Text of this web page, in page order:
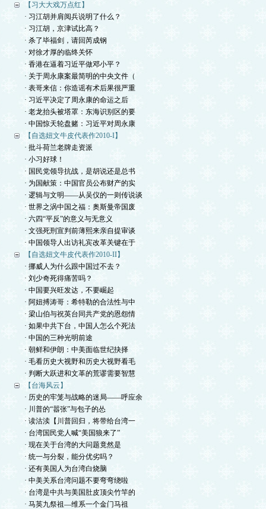
【习大大戏万点红】
· 习江胡并肩阅兵说明了什么？
· 习江胡，京津试比高？
· 杀了毕福剑，请回芮成钢
· 对徐才厚的临终关怀
· 香港在逼着习近平做邓小平？
· 关于周永康案最简明的中央文件（
· 表哥来信：你造谣有术后果很严重
· 习近平决定了周永康的命运之后
· 老龙抬头被塔罩：东海识别区的要
· 中国惊天轮盘赌：习近平对周永康
【自选妞文牛皮代表作2010-I】
· 批斗荷兰老牌走资派
· 小习好球！
· 国民党领导抗战，是胡说还是总书
· 为国献策：中国官员公布财产的实
· 逻辑与文明——从吴仪的一则传说谈
· 世界之涡中国之福：奥斯曼帝国废
· 六四“平反”的意义与无意义
· 文强死刑宣判前薄熙来亲自提审谈
· 中国领导人出访礼宾改革关键在于
【自选妞文牛皮代表作2010-II】
· 挪威人为什么跟中国过不去？
· 刘少奇死得痛苦吗？
· 中国要兴旺发达，不要崛起
· 阿妞搏涛哥：希特勒的合法性与中
· 梁山伯与祝英台同共产党的恩怨情
· 如果中共下台，中国人怎么个死法
· 中国的三种光明前途
· 朝鲜和伊朗：中美面临世纪抉择
· 毛看历史大视野和历史大视野看毛
· 判断大跃进和文革的荒谬需要智慧
【台海风云】
· 历史的牢笼与战略的迷局——呼应余
· 川普的“嚣张”与包子的怂
· 读沽渎【川普回归，将带给台湾一
· 台湾国民党人喊“美国狼来了”
· 现在关于台湾的大问题竟然是
· 统一与分裂，能分优劣吗？
· 还有美国人为台湾白烧脑
· 中美关系台湾问题不要弯弯绕啦
· 台湾是中共与美国肚皮顶尖竹竿的
· 马英九祭祖—维系一个金门马祖